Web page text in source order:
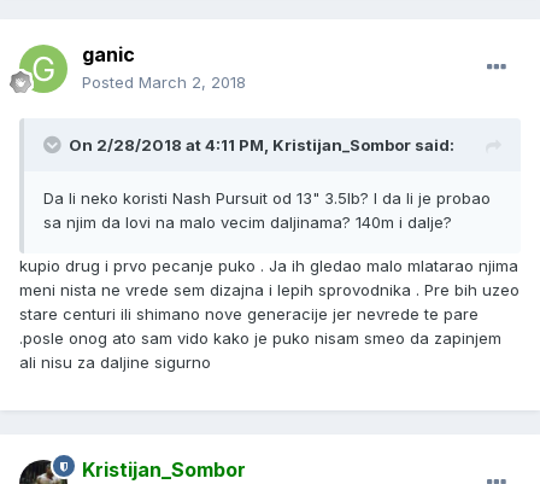
ganic
Posted March 2, 2018
On 2/28/2018 at 4:11 PM, Kristijan_Sombor said:
Da li neko koristi Nash Pursuit od 13" 3.5lb? I da li je probao
sa njim da lovi na malo vecim daljinama? 140m i dalje?
kupio drug i prvo pecanje puko . Ja ih gledao malo mlatarao njima
meni nista ne vrede sem dizajna i lepih sprovodnika . Pre bih uzeo
stare centuri ili shimano nove generacije jer nevrede te pare
.posle onog ato sam vido kako je puko nisam smeo da zapinjem
ali nisu za daljine sigurno
Kristijan_Sombor